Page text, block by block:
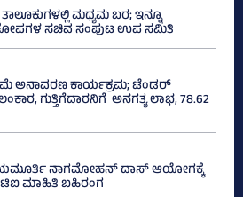
ತಾಲೂಕುಗಳಲ್ಲಿ ಮಧ್ಯಮ ಬರ; ಇನ್ನೂ
ಸಚಿವ ಸಂಪುಟ ಉಪ ಸಮಿತಿ
ಅನಾವರಣ ಕಾರ್ಯಕ್ರಮ; ಟೆಂಡರ್
ಗುತ್ತಿಗೆದಾರನಿಗೆ ಅನಗತ್ಯ ಲಾಭ, 78.62
ನಾಗಮೋಹನ್ ದಾಸ್ ಆಯೋಗಕ್ಕೆ
ಮಾಹಿತಿ ಬಹಿರಂಗ